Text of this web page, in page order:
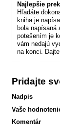
Najlepšie
Hľadáte
kniha je
bola
potešením je
vám nedajú
na konci.
Pridajte
Nadpis
Vaše
Komentár